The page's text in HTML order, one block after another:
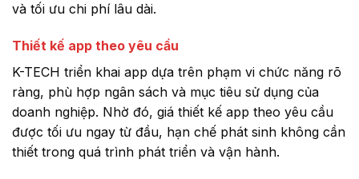
và tối ưu chi phí lâu dài.
Thiết kế app theo yêu cầu
K-TECH triển khai app dựa trên phạm vi chức năng rõ
ràng, phù hợp ngân sách và mục tiêu sử dụng của
doanh nghiệp. Nhờ đó, giá thiết kế app theo yêu cầu
được tối ưu ngay từ đầu, hạn chế phát sinh không cần
thiết trong quá trình phát triển và vận hành.